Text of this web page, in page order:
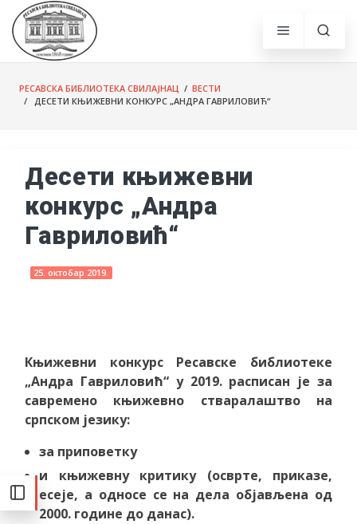
РЕСАВСКА БИБЛИОТЕКА СВИЛАЈНАЦ / ВЕСТИ
/ ДЕСЕТИ КЊИЖЕВНИ КОНКУРС „АНДРА ГАВРИЛОВИЋ“
Десети књижевни
конкурс „Андра
Гавриловић“
25. октобар 2019.
Књижевни конкурс Ресавске библиотеке
„Андра Гавриловић“ у 2019. расписан је за
савремено књижевно стваралаштвo на
српском језику:
за приповетку
и књижевну критику (осврте, приказе,
есеје, а односе се на дела објављена од
2000. године до данас).